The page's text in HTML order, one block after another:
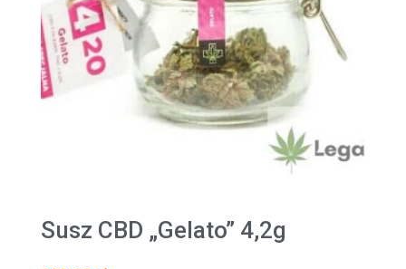
Susz CBD „Gelato” 4,2g